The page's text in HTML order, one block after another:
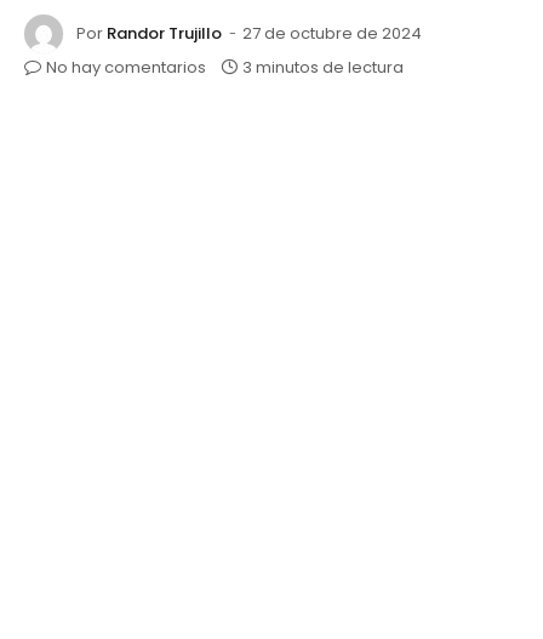
Por Randor Trujillo
27 de octubre de 2024
No hay comentarios
3 minutos de lectura